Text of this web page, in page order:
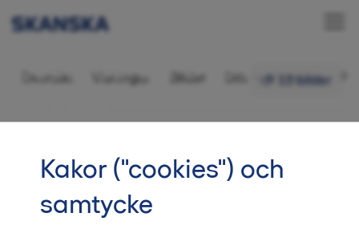
13 bilder
Bostadsrätt 3 rok,
Översikt Visningar Bilder Ditt nya kvarter
Vi skapar platser, du skapar
ögonblick
Kakor ("cookies") och
samtycke